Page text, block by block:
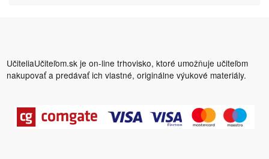
UčiteliaUčiteľom.sk je on-line trhovisko, ktoré umožňuje učiteľom
nakupovať a predávať ich vlastné, originálne výukové materiály.